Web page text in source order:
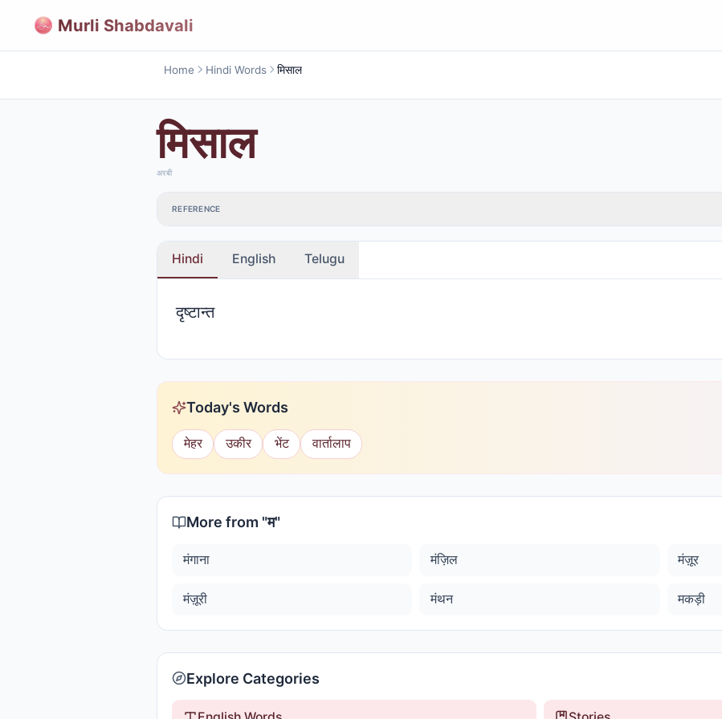
Murli Shabdavali
Home Hindi Words मिसाल
मिसाल
अरबी
REFERENCE
Hindi English Telugu
दृष्टान्त
Today's Words
मेहर उकीर भेंट वार्तालाप
More from "म"
मंगाना मंज़िल मंज़ूर
मंज़ूरी मंथन मकड़ी
Explore Categories